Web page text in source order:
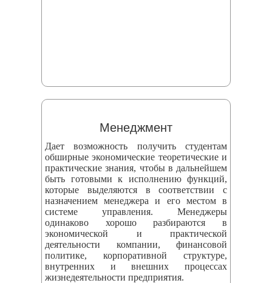
Менеджмент
Дает возможность получить студентам
обширные экономические теоретические и
практические знания, чтобы в дальнейшем
быть готовыми к исполнению функций,
которые выделяются в соответствии с
назначением менеджера и его местом в
системе управления. Менеджеры
одинаково хорошо разбираются в
экономической и практической
деятельности компании, финансовой
политике, корпоративной структуре,
внутренних и внешних процессах
жизнедеятельности предприятия.